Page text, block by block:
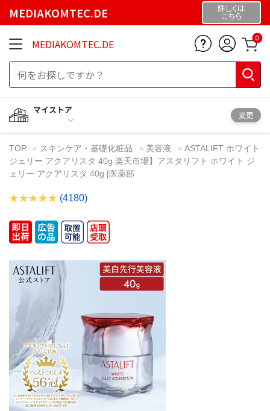
MEDIAKOMTEC.DE 詳しくは
こちら
MEDIAKOMTEC.DE 0
マイストア
変更
TOP スキンケア・基礎化粧品 美容液
ASTALIFT ホワイト
ジェリー アクアリスタ 40g 楽天市場】アスタリフト ホワイト ジ
ェリー アクアリスタ 40g [医薬部
(4180)